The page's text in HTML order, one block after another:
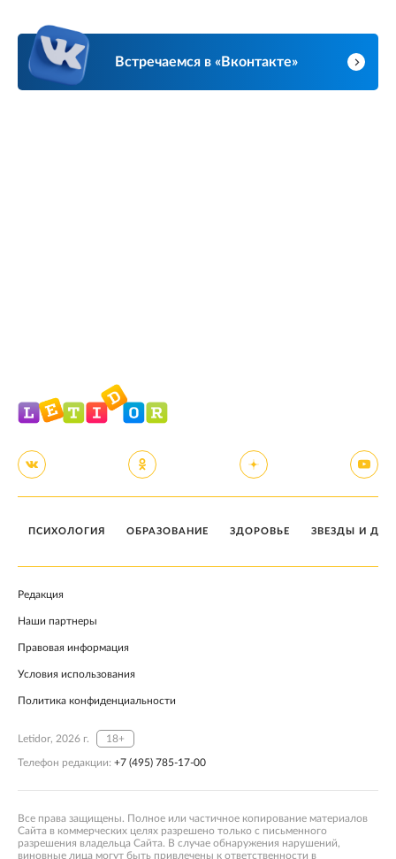
Встречаемся в «Вконтакте»
ПСИХОЛОГИЯ ОБРАЗОВАНИЕ ЗДОРОВЬЕ ЗВЕЗДЫ И
Редакция
Наши партнеры
Правовая информация
Условия использования
Политика конфиденциальности
Letidor, 2026 г. 18+
Телефон редакции: +7 (495) 785-17-00
Все права защищены. Полное или частичное копирование материалов
Сайта в коммерческих целях разрешено только с письменного
разрешения владельца Сайта. В случае обнаружения нарушений,
виновные лица могут быть привлечены к ответственности в